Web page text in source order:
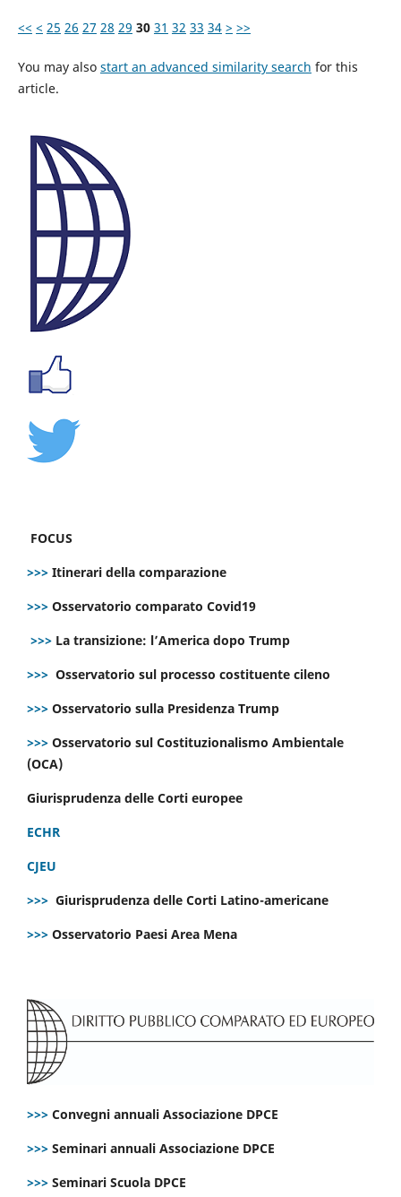
<< < 25 26 27 28 29 30 31 32 33 34 > >>
You may also start an advanced similarity search for this
article.
FOCUS
>>> Itinerari della comparazione
>>> Osservatorio comparato Covid19
>>> La transizione: l’America dopo Trump
>>> Osservatorio sul processo costituente cileno
>>> Osservatorio sulla Presidenza Trump
>>> Osservatorio sul Costituzionalismo Ambientale
(OCA)
Giurisprudenza delle Corti europee
ECHR
CJEU
>>> Giurisprudenza delle Corti Latino-americane
>>> Osservatorio Paesi Area Mena
>>> Convegni annuali Associazione DPCE
>>> Seminari annuali Associazione DPCE
>>> Seminari Scuola DPCE